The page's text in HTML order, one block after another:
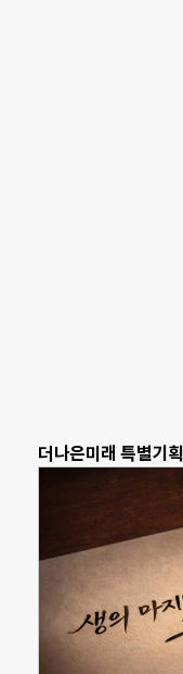
더나은미래 특별기획